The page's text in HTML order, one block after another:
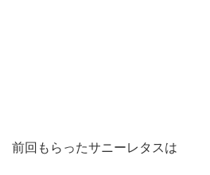
前回もらったサニーレタスは